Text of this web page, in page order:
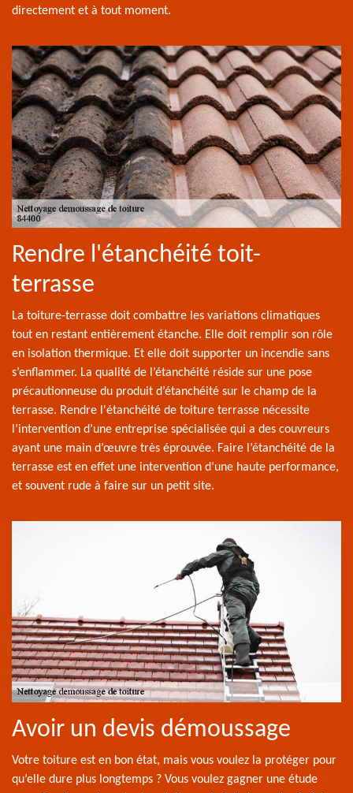
directement et à tout moment.
Rendre l'étanchéité toit-
terrasse
La toiture-terrasse doit combattre les variations climatiques
tout en restant entièrement étanche. Elle doit remplir son rôle
en isolation thermique. Et elle doit supporter un incendie sans
s’enflammer. La qualité de l’étanchéité réside sur une pose
précautionneuse du produit d’étanchéité sur le champ de la
terrasse. Rendre l'étanchéité de toiture terrasse nécessite
l’intervention d’une entreprise spécialisée qui a des couvreurs
ayant une main d’œuvre très éprouvée. Faire l’étanchéité de la
terrasse est en effet une intervention d’une haute performance,
et souvent rude à faire sur un petit site.
Avoir un devis démoussage
Votre toiture est en bon état, mais vous voulez la protéger pour
qu’elle dure plus longtemps ? Vous voulez gagner une étude